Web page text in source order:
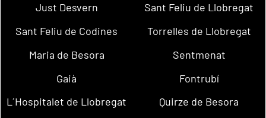
Just Desvern
Sant Feliu de Llobregat
Sant Feliu de Codines
Torrelles de Llobregat
Maria de Besora
Sentmenat
Gaià
Fontrubí
L´Hospitalet de Llobregat
Quirze de Besora